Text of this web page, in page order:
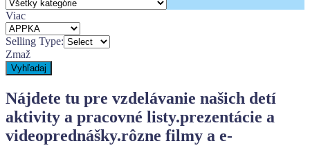
Viac
Selling Type:
Zmaž
Vyhľadaj
Nájdete tu pre vzdelávanie našich detí
aktivity a pracovné listy.prezentácie a
videoprednášky.rôzne filmy a e-